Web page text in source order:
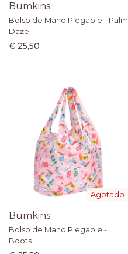
Bumkins
Bolso de Mano Plegable - Palm
Daze
€ 25,50
Agotado
Bumkins
Bolso de Mano Plegable -
Boots